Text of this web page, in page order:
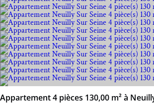
Appartement 4 pièces 130,00 m² à